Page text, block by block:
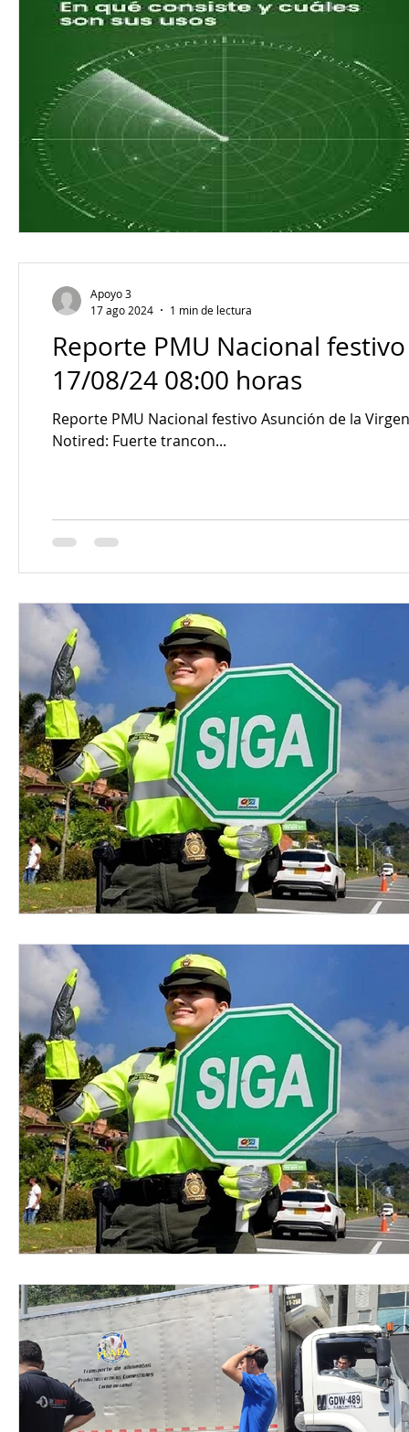
Reporte PMU Nacional
17/08/24 08:00 horas
Reporte PMU Nacional festivo Asunción de la Virgen María 17/08/24 08:00
Notired: Fuerte trancon...
Apoyo 3
17 ago 2024
1 min de lectura